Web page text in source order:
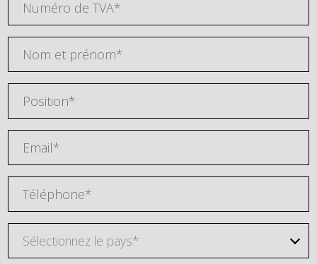
Sélectionnez le pays*